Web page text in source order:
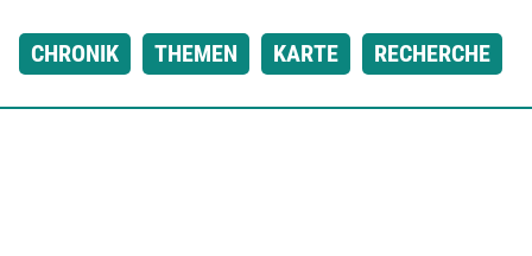
CHRONIK THEMEN KARTE RECHERCHE